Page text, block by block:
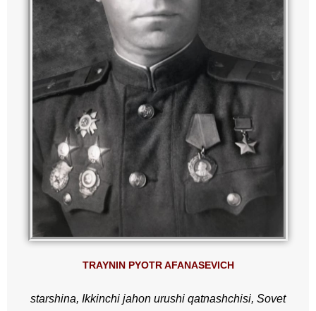
TRAYNIN PYOTR AFANASEVICH
starshina, Ikkinchi jahon urushi qatnashchisi, Sovet